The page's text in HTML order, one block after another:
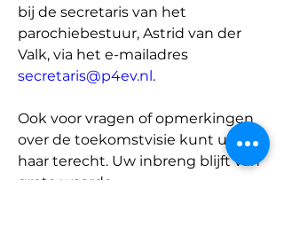
bij de secretaris van het
parochiebestuur, Astrid van der
Valk, via het e-mailadres
secretaris@p4ev.nl.
Ook voor vragen of opmerkingen
over de toekomstvisie kunt u bij
haar terecht. Uw inbreng blijft van
grote waarde.